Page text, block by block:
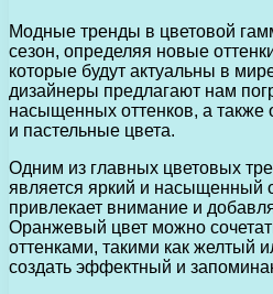
Модные тренды в цветовой
сезон, определяя новые
которые будут актуальны в
дизайнеры предлагают нам
насыщенных оттенков, а также
и пастельные цвета.
Одним из главных цветовых
является яркий и насыщенный
привлекает внимание и
Оранжевый цвет можно
оттенками, такими как желтый
создать эффектный и